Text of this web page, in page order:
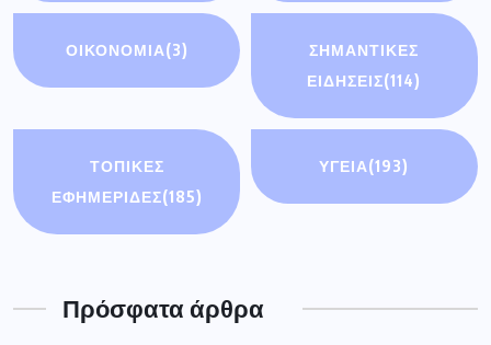
ΟΙΚΟΝΟΜΊΑ(3)
ΣΗΜΑΝΤΙΚΈΣ
ΕΙΔΉΣΕΙΣ(114)
ΤΟΠΙΚΕΣ
ΕΦΗΜΕΡΙΔΕΣ(185)
ΥΓΕΙΑ(193)
Πρόσφατα άρθρα